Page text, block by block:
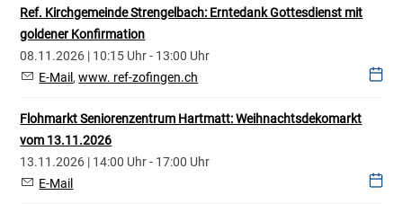
Ref. Kirchgemeinde Strengelbach: Erntedank Gottesdienst mit
goldener Konfirmation
08.11.2026 | 10:15 Uhr - 13:00 Uhr
E-Mail,www. ref-zofingen.ch
Flohmarkt Seniorenzentrum Hartmatt: Weihnachtsdekomarkt
vom 13.11.2026
13.11.2026 | 14:00 Uhr - 17:00 Uhr
E-Mail